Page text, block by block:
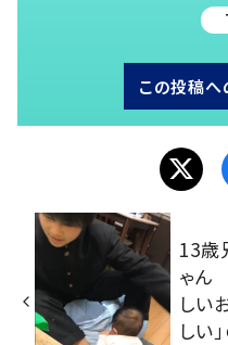
この投稿へ
13歳
ゃん
しい
しい